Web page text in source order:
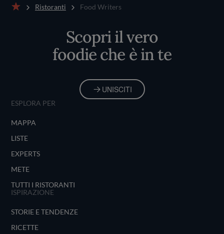
Ristoranti Food Writers
Scopri il vero
foodie che è in te
UNISCITI
ESPLORA PER
MAPPA
LISTE
EXPERTS
METE
TUTTI I RISTORANTI
ISPIRAZIONE
STORIE E TENDENZE
RICETTE